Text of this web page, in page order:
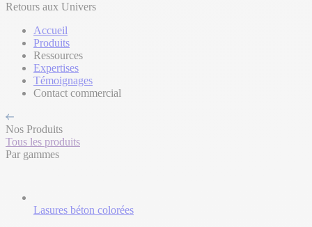
Retours aux Univers
Accueil
Produits
Ressources
Expertises
Témoignages
Contact commercial
Nos Produits
Tous les produits
Par gammes
Lasures béton colorées